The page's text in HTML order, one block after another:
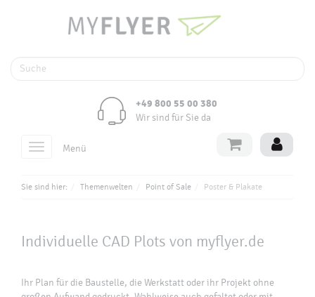
+49 800 55 00 380
Wir sind für Sie da
Toggle Menü
Sie sind hier: Themenwelten Point of Sale Poster & Plakate
Individuelle CAD Plots von myflyer.de
Ihr Plan für die Baustelle, die Werkstatt oder ihr Projekt ohne